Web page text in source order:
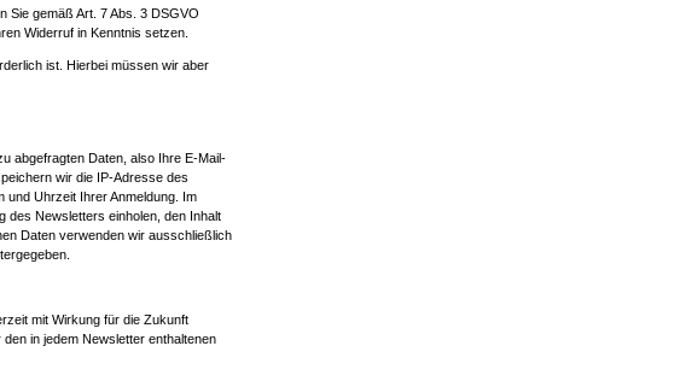
Sie gemäß Art. 7 Abs. 3 DSGVO
Widerruf in Kenntnis setzen.
ist. Hierbei müssen wir aber
abgefragten Daten, also Ihre E-Mail-
wir die IP-Adresse des
und Uhrzeit Ihrer Anmeldung. Im
des Newsletters einholen, den Inhalt
Daten verwenden wir ausschließlich
mit Wirkung für die Zukunft
in jedem Newsletter enthaltenen